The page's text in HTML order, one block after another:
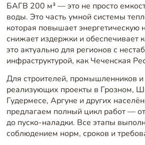
БАГВ 200 м³ — это не просто
воды. Это часть умной системы
которая повышает энергетическую
снижает издержки и обеспечивает
это актуально для регионов с
инфраструктурой, как Чеченская
Для строителей, промышленников
реализующих проекты в Грозном,
Гудермесе, Аргуне и других
предлагаем полный цикл работ —
до пуско-наладки. Все этапы
соблюдением норм, сроков и